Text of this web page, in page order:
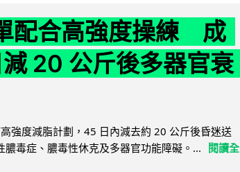
配合高強度操練 成
20 公斤後多器官衰
強度減脂計劃，45 日內減去約 20 公斤後昏迷送
膿毒症、膿毒性休克及多器官功能障礙。... 閱讀全